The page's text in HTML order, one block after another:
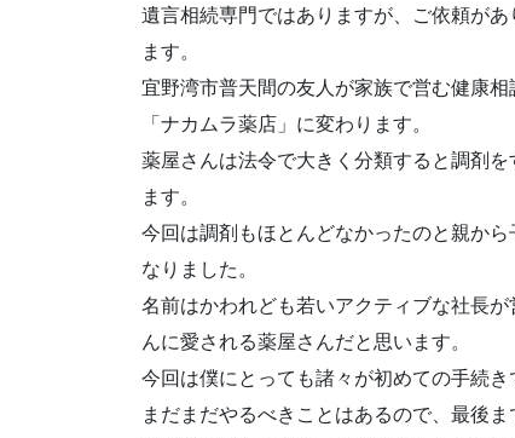
遺言相続専門ではありますが、ご依頼が
ます。
宜野湾市普天間の友人が家族で営む健康
「ナカムラ薬店」に変わります。
薬屋さんは法令で大きく分類すると調剤
ます。
今回は調剤もほとんどなかったのと親か
なりました。
名前はかわれども若いアクティブな社長
んに愛される薬屋さんだと思います。
今回は僕にとっても諸々が初めての手続き
まだまだやるべきことはあるので、最後ま